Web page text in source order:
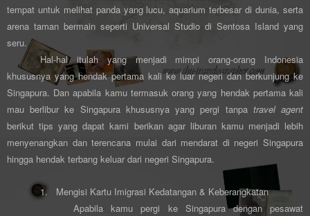
tempat untuk melihat panda yang lucu, aquarium terbesar di dunia, serta
arena taman bermain seperti Universal Studio di Sentosa Island yang
seru.
Hal-hal itulah yang menjadi mimpi orang-orang Indonesia
khususnya yang hendak pertama kali ke luar negeri dan berkunjung ke
Singapura. Dan apabila kamu termasuk orang yang hendak pertama kali
mau berlibur ke Singapura khususnya yang pergi tanpa travel agent
berikut tips yang dapat kami berikan agar liburan kamu menjadi lebih
menyenangkan dan terencana mulai dari mendarat di negeri Singapura
hingga hendak terbang keluar dari negeri Singapura.
1. Mengisi Kartu Imigrasi Kedatangan & Keberangkatan
Apabila kamu pergi ke Singapura dengan pesawat